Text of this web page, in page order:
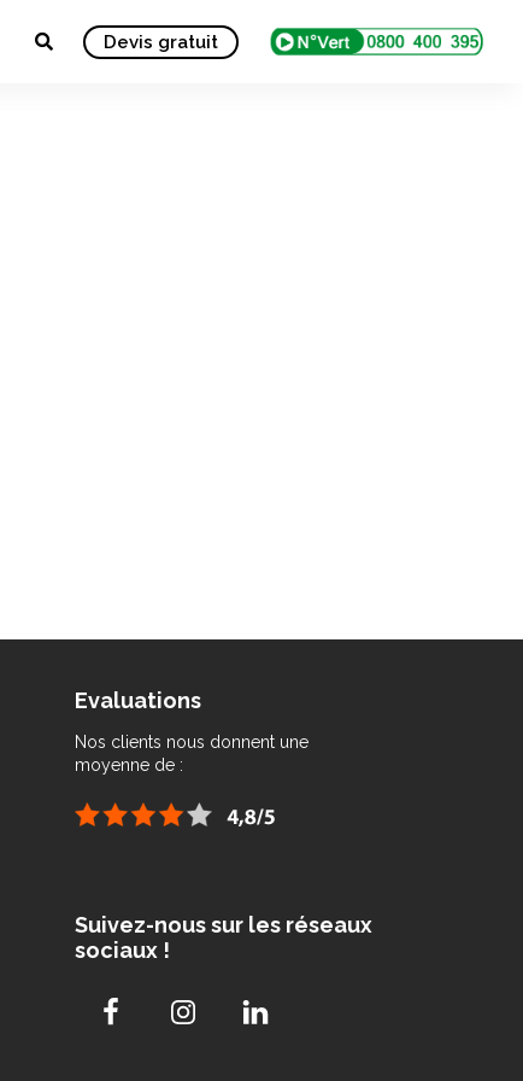
Devis gratuit
Evaluations
Nos clients nous donnent une
moyenne de :
Suivez-nous sur les réseaux
sociaux !